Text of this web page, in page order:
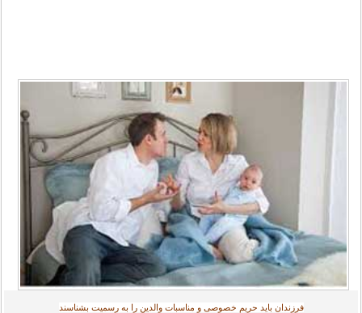
فرزندان باید حریم خصوصی و مناسبات والدین را به رسمیت بشناسند